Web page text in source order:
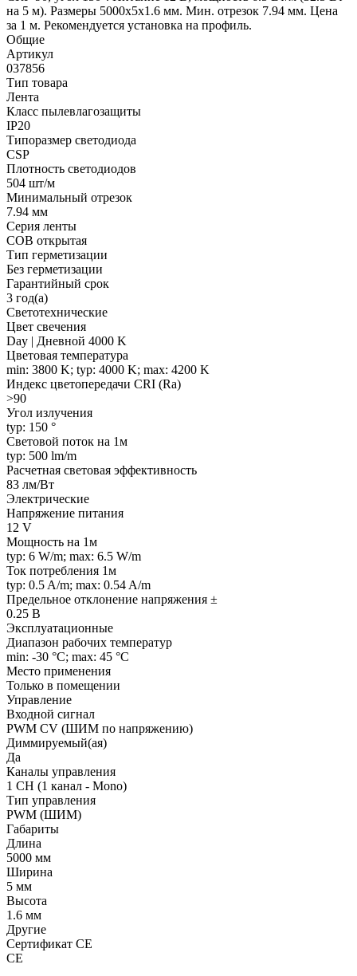
на 5 м). Размеры 5000х5х1.6 мм. Мин. отрезок 7.94 мм. Цена
за 1 м. Рекомендуется установка на профиль.
Общие
Артикул
037856
Тип товара
Лента
Класс пылевлагозащиты
IP20
Типоразмер светодиода
CSP
Плотность светодиодов
504 шт/м
Минимальный отрезок
7.94 мм
Серия ленты
COB открытая
Тип герметизации
Без герметизации
Гарантийный срок
3 год(а)
Светотехнические
Цвет свечения
Day | Дневной 4000 K
Цветовая температура
min: 3800 K; typ: 4000 K; max: 4200 K
Индекс цветопередачи CRI (Ra)
>90
Угол излучения
typ: 150 °
Световой поток на 1м
typ: 500 lm/m
Расчетная световая эффективность
83 лм/Вт
Электрические
Напряжение питания
12 V
Мощность на 1м
typ: 6 W/m; max: 6.5 W/m
Ток потребления 1м
typ: 0.5 A/m; max: 0.54 A/m
Предельное отклонение напряжения ±
0.25 В
Эксплуатационные
Диапазон рабочих температур
min: -30 °C; max: 45 °C
Место применения
Только в помещении
Управление
Входной сигнал
PWM СV (ШИМ по напряжению)
Диммируемый(ая)
Да
Каналы управления
1 CH (1 канал - Mono)
Тип управления
PWM (ШИМ)
Габариты
Длина
5000 мм
Ширина
5 мм
Высота
1.6 мм
Другие
Сертификат CE
CE